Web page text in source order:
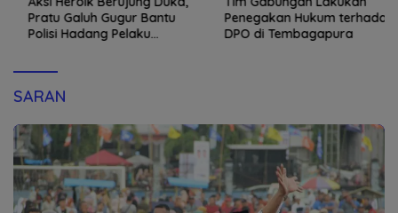
Pratu Galuh Gugur Bantu
Polisi Hadang Pelaku
Penegakan Hukum terhadap
DPO di Tembagapura
SARAN